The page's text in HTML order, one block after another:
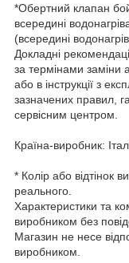
*Обертний клапан
всередині
(всередині
Докладні
за термінами заміни
або в інструкції з
зазначених правил,
сервісним центром.
Країна-виробник:
* Колір або відтінок
реального.
Характеристики та
виробником без
Магазин не несе
виробником.